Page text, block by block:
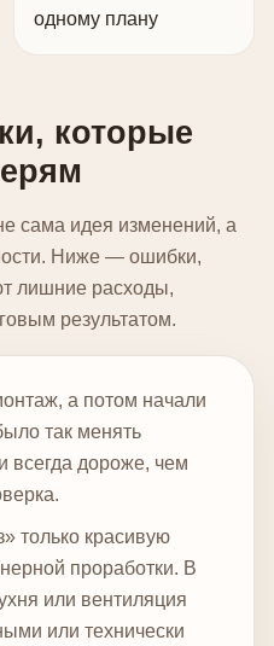
одному плану
которые
сама идея изменений, а
Ниже — ошибки,
лишние расходы,
результатом.
а потом начали
так менять
всегда дороже, чем
только красивую
проработки. В
или вентиляция
или технически